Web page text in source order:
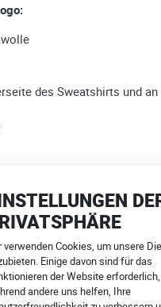
verwenden Cookies, um unsere
Einige davon sind für das
der Website erforderlich,
andere uns helfen, Ihre
des Sweatshirts und
Ultra Light Level 2